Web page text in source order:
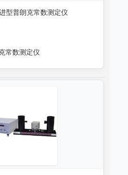
型普朗克常数测定仪
常数测定仪